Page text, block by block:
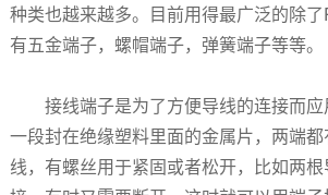
种类也越来越多。目前用得最广泛的除
有五金端子，螺帽端子，弹簧端子等等。
接线端子是为了方便导线的连接而应
一段封在绝缘塑料里面的金属片，两端
线，有螺丝用于紧固或者松开，比如两